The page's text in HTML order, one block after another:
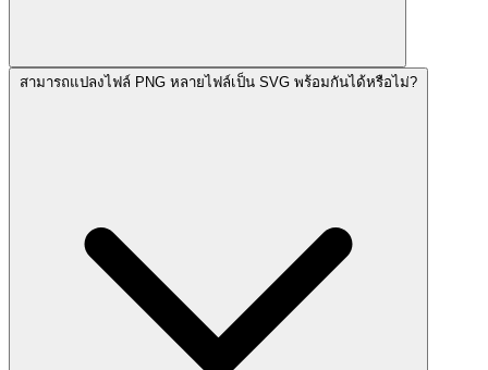
สามารถแปลงไฟล์ PNG หลายไฟล์เป็น SVG พร้อมกันได้หรือไม่?